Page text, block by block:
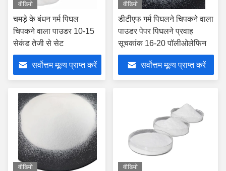
वीडियो
चमड़े के बंधन गर्म पिघल
चिपकने वाला पाउडर 10-15
सेकंड तेजी से सेट
सर्वोत्तम मूल्य प्राप्त करें
वीडियो
डीटीएफ गर्म पिघलने चिपकने वाला
पाउडर पेपर पिघलने प्रवाह
सूचकांक 16-20 पॉलीओलेफिन
सर्वोत्तम मूल्य प्राप्त करें
वीडियो वीडियो